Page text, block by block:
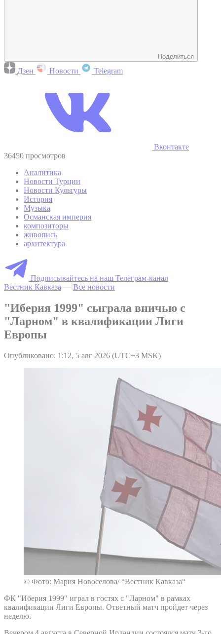
Поделиться
Дзен Новости Telegram
Вконтакте
36450 просмотров
Аналитика
Новости Турции
Новости Культуры
История
Музыка
Османская империя
композиторы
живопись
архитектура
Подписывайтесь на наш Телеграм-канал
Вестник Кавказа — Все новости
"Иберия 1999" сыграла вничью с
"Ларном" в квалификации Лиги
Европы
Опубликовано: 1:12, 5 авг 2026 (UTC+3 MSK)
© Фото: Мария Новоселова/ “Вестник Кавказа“
ФК "Иберия 1999" играл в гостях с "Ларном" в рамках
квалификации Лиги Европы. Ответный матч пройдет через
неделю.